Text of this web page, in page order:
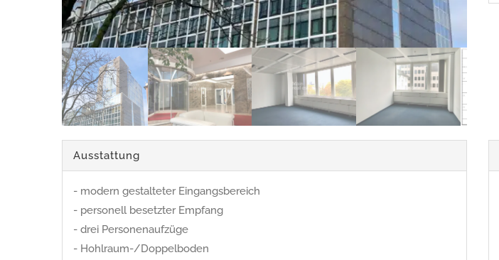
Ausstattung
- modern gestalteter Eingangsbereich
- personell besetzter Empfang
- drei Personenaufzüge
- Hohlraum-/Doppelboden